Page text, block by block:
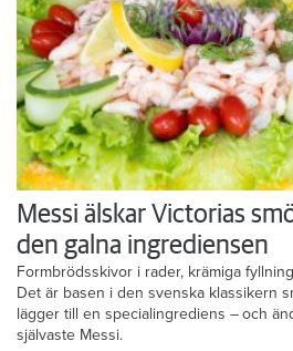
Messi älskar Victorias
den galna ingrediensen
Formbrödsskivor i rader, krämiga
Det är basen i den svenska klassikern
lägger till en specialingrediens – och
självaste Messi.